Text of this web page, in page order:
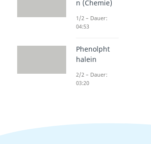
n (Chemie)
1/2 – Dauer:
04:53
Phenolpht
halein
2/2 – Dauer:
03:20